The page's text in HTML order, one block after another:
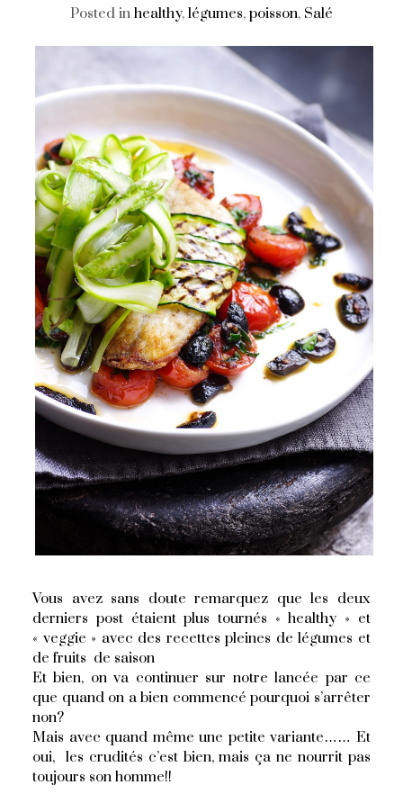
Posted in healthy, légumes, poisson, Salé
Vous avez sans doute remarquez que les deux
derniers post étaient plus tournés « healthy » et
« veggie » avec des recettes pleines de légumes et
de fruits de saison
Et bien, on va continuer sur notre lancée par ce
que quand on a bien commencé pourquoi s’arrêter
non?
Mais avec quand même une petite variante…… Et
oui, les crudités c’est bien, mais ça ne nourrit pas
toujours son homme!!